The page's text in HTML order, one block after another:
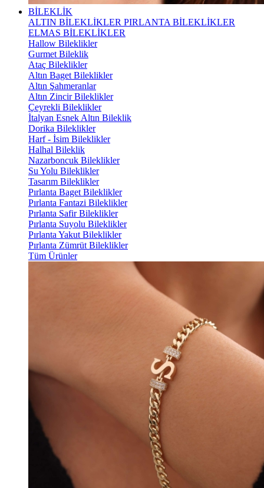
BİLEKLİK
ALTIN BİLEKLİKLER PIRLANTA BİLEKLİKLER
ELMAS BİLEKLİKLER
Hallow Bileklikler
Gurmet Bileklik
Ataç Bileklikler
Altın Baget Bileklikler
Altın Şahmeranlar
Altın Zincir Bileklikler
Çeyrekli Bileklikler
İtalyan Esnek Altın Bileklik
Dorika Bileklikler
Harf - İsim Bileklikler
Halhal Bileklik
Nazarboncuk Bileklikler
Su Yolu Bileklikler
Tasarım Bileklikler
Pırlanta Baget Bileklikler
Pırlanta Fantazi Bileklikler
Pırlanta Safir Bileklikler
Pırlanta Suyolu Bileklikler
Pırlanta Yakut Bileklikler
Pırlanta Zümrüt Bileklikler
Tüm Ürünler